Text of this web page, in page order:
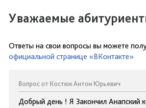
Уважаемые
Ответы на свои вопросы вы можете
официальной странице «ВКонтакте»
Вопрос от Костюк Антон Юрьевич
Добрый день ! Я Закончил Анапский